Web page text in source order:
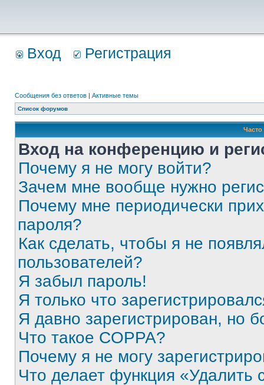
Вход Регистрация
Сообщения без ответов | Активные темы
Список форумов
Вход на конференцию и
Почему я не могу войти?
Зачем мне вообще нужно
Почему мне периодически
пароля?
Как сделать, чтобы я не
пользователей?
Я забыл пароль!
Я только что
Я давно зарегистрирован, но
Что такое COPPA?
Почему я не могу
Что делает функция «Удалить